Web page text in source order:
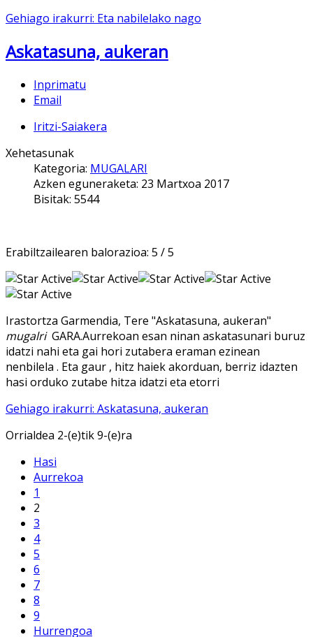
Gehiago irakurri: Eta nabilelako nago
Askatasuna, aukeran
Inprimatu
Email
Iritzi-Saiakera
Xehetasunak
Kategoria: MUGALARI
Azken eguneraketa: 23 Martxoa 2017
Bisitak: 5544
Erabiltzailearen balorazioa: 5 /5
Irastortza Garmendia, Tere "Askatasuna, aukeran"
mugalriGARA.Aurrekoan esan ninan askatasunari buruz
idatzi nahi eta gai hori zutabera eraman ezinean
nenbilela . Eta gaur , hitz haiek akorduan, berriz idazten
hasi orduko zutabe hitza idatzi eta etorri
Gehiago irakurri: Askatasuna, aukeran
Orrialdea 2-(e)tik 9-(e)ra
Hasi
Aurrekoa
1
2
3
4
5
6
7
8
9
Hurrengoa